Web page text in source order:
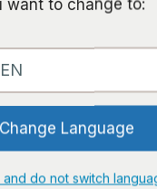
want to change to:
EN
Change Language
and do not switch